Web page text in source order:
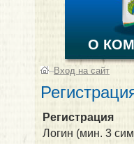
О
–Вход на сайт
Регистрация
Логин (мин. 3